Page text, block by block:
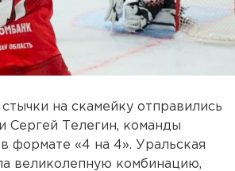
на скамейку отправились
Сергей Телегин, команды
формате «4 на 4». Уральская
великолепную комбинацию,